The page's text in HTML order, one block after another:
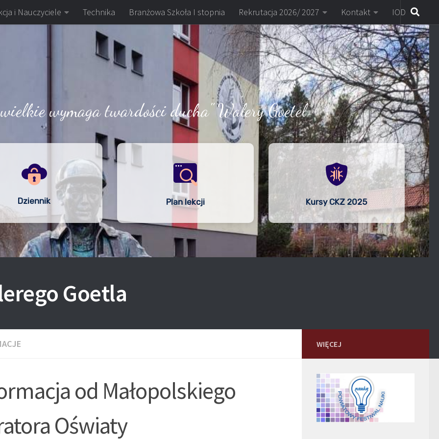
i Nauczyciele Technika Branżowa Szkoła I stopnia Rekrutacja 2026/ 2027 Kontakt IOD
wymaga twardości ducha" Walery Goetel
Dziennik Plan lekcji Kursy CKZ 2025
Goetla
od Małopolskiego
Oświaty
WIĘCEJ